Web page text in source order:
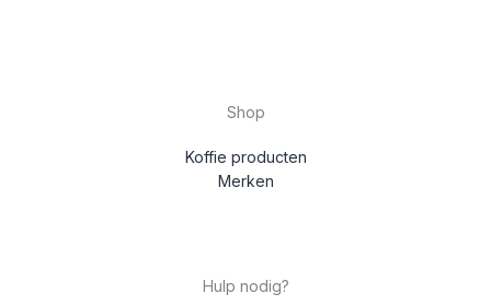
Shop
Koffie producten
Merken
Hulp nodig?